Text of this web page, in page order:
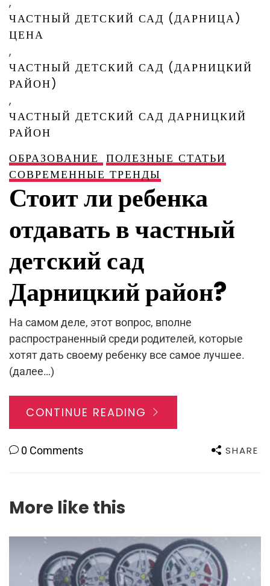
ЧАСТНЫЙ ДЕТСКИЙ САД (ДАРНИЦА)
ЦЕНА
,
ЧАСТНЫЙ ДЕТСКИЙ САД (ДАРНИЦКИЙ
РАЙОН)
,
ЧАСТНЫЙ ДЕТСКИЙ САД ДАРНИЦКИЙ
РАЙОН
ОБРАЗОВАНИЕ ПОЛЕЗНЫЕ СТАТЬИ
СОВРЕМЕННЫЕ ТРЕНДЫ
Стоит ли ребенка
отдавать в частный
детский сад
Дарницкий район?
На самом деле, этот вопрос, вполне
распространенный среди родителей, которые
хотят дать своему ребенку все самое лучшее.
(далее…)
CONTINUE READING
0 Comments SHARE
More like this